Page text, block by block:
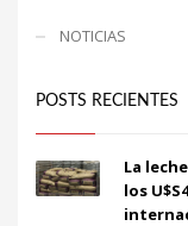
NOTICIAS
POSTS RECIENTES
La
los